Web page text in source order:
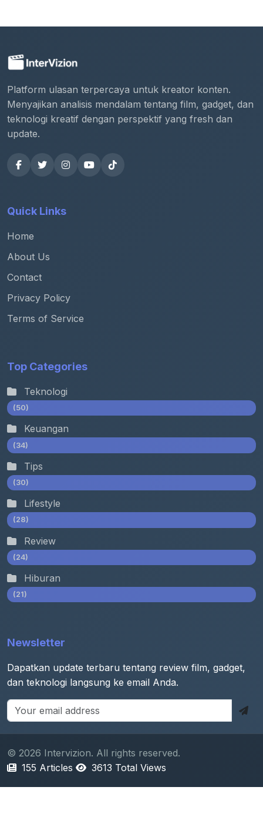
Platform ulasan terpercaya untuk kreator konten.
Menyajikan analisis mendalam tentang film, gadget, dan
teknologi kreatif dengan perspektif yang fresh dan
update.
Quick Links
Home
About Us
Contact
Privacy Policy
Terms of Service
Top Categories
Teknologi
(50)
Keuangan
(34)
Tips
(30)
Lifestyle
(28)
Review
(24)
Hiburan
(21)
Newsletter
Dapatkan update terbaru tentang review film, gadget,
dan teknologi langsung ke email Anda.
© 2026 Intervizion. All rights reserved.
155 Articles
3613 Total Views